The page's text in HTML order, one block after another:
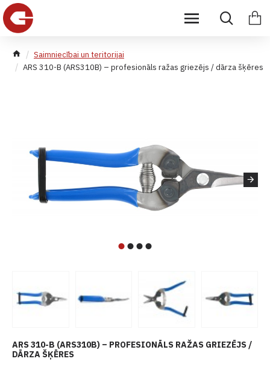
Saimniecībai un teritorijai
ARS 310-B (ARS310B) – profesionāls ražas griezējs / dārza šķēres
ARS 310-B (ARS310B) – PROFESIONĀLS RAŽAS GRIEZĒJS /
DĀRZA ŠĶĒRES